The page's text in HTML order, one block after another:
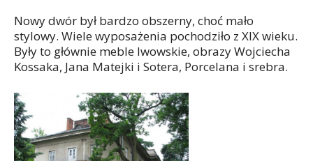
Nowy dwór był bardzo obszerny, choć mało
stylowy. Wiele wyposażenia pochodziło z XIX wieku.
Były to głównie meble lwowskie, obrazy Wojciecha
Kossaka, Jana Matejki i Sotera, Porcelana i srebra.